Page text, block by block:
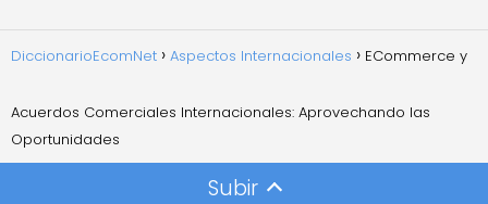
DiccionarioEcomNet Aspectos Internacionales ECommerce y
Acuerdos Comerciales Internacionales: Aprovechando las
Oportunidades
Subir